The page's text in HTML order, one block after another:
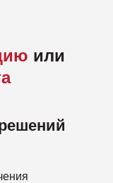
только после
на Zero Trust
или